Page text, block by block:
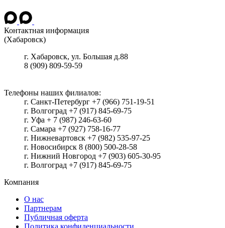
Контактная информация
(Хабаровск)
г. Хабаровск, ул. Большая д.88
8 (909) 809-59-59
Телефоны наших филиалов:
г. Санкт-Петербург +7 (966) 751-19-51
г. Волгоград +7 (917) 845-69-75
г. Уфа + 7 (987) 246-63-60
г. Самара +7 (927) 758-16-77
г. Нижневартовск +7 (982) 535-97-25
г. Новосибирск 8 (800) 500-28-58
г. Нижний Новгород +7 (903) 605-30-95
г. Волгоград +7 (917) 845-69-75
Компания
О нас
Партнерам
Публичная оферта
Политика конфиденциальности